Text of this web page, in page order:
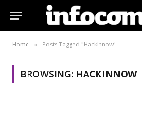
Home » Posts Tagged "HackInnow"
BROWSING: HACKINNOW